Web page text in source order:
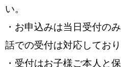
い。
・お申込みは当日受付の
話での受付は対応しており
・受付はお子様ご本人と